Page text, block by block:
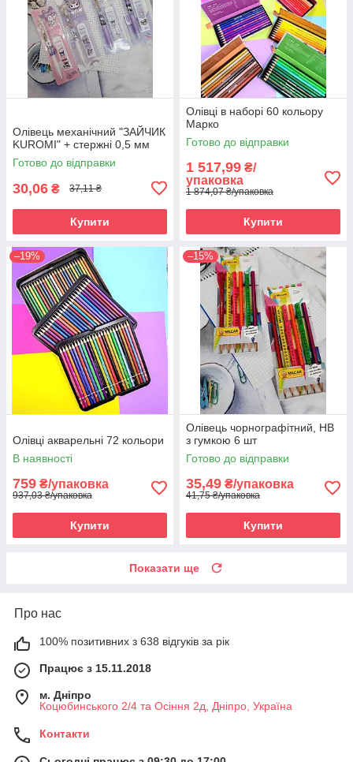
Олівець механічний "ЗАЙЧИК
KUROMI" + стержні 0,5 мм
Готово до відправки
30,06 ₴ 37,11 ₴
Купити
Олівці в наборі 60 кольору
Марко
Готово до відправки
1 517,99 ₴/
упаковка
1 874,07 ₴/упаковка
Купити
–19%
Олівці акварельні 72 кольори
В наявності
759 ₴/упаковка
937,03 ₴/упаковка
Купити
–15%
Олівець чорнографітний, НВ
з гумкою 6 шт
Готово до відправки
35,49 ₴/упаковка
41,75 ₴/упаковка
Купити
Показати ще
Про нас
100% позитивних з 638 відгуків за рік
Працює з 15.11.2018
м. Дніпро
Коцюбинського 2/4 та Осіння 2д, Дніпро, Україна
Контакти